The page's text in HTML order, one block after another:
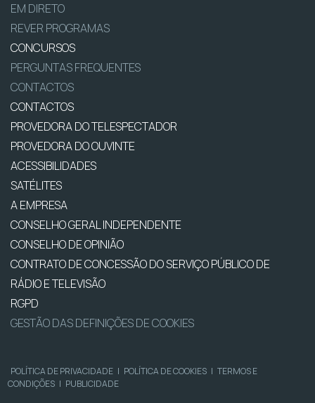
EM DIRETO
REVER PROGRAMAS
CONCURSOS
PERGUNTAS FREQUENTES
CONTACTOS
CONTACTOS
PROVEDORA DO TELESPECTADOR
PROVEDORA DO OUVINTE
ACESSIBILIDADES
SATÉLITES
A EMPRESA
CONSELHO GERAL INDEPENDENTE
CONSELHO DE OPINIÃO
CONTRATO DE CONCESSÃO DO SERVIÇO PÚBLICO DE
RÁDIO E TELEVISÃO
RGPD
GESTÃO DAS DEFINIÇÕES DE COOKIES
POLÍTICA DE PRIVACIDADE | POLÍTICA DE COOKIES | TERMOS E
CONDIÇÕES | PUBLICIDADE